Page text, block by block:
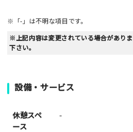
※「-」は不明な項目です。
※上記内容は変更されている場合があり
下さい。
設備・サービス
休憩スペ
ース
-